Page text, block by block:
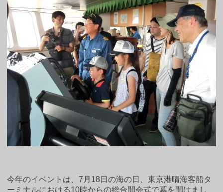
今年のイベントは、7月18日の海の日、東京港晴海客船タ
ーミナルにおける10時からの総合開会式で幕を開けまし